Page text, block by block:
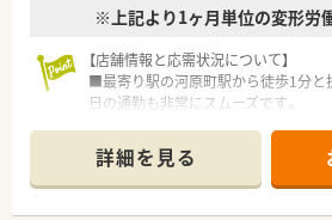
やクリニック誘致など、非常に営業
■社員のやる気を尊重する社風が根付
ための書籍代補助やeラーニングなど
す。
※上記より1ヶ月単位の変形労
【店舗情報と応需状況について】
■最寄り駅の河原町駅から徒歩1分と
日の通勤も非常にスムーズです。
り、処方箋は1日約100枚応需します。
■常勤と非常勤の薬剤師に加えベテラ
携しながら業務を行っています。
詳細を見る